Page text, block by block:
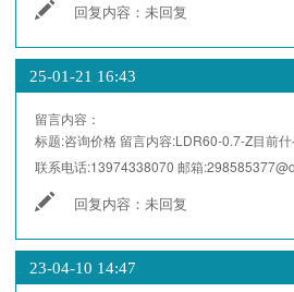
回复内容：未回复
25-01-21 16:43
留言内容：
标题:咨询价格 留言内容:LDR60-0.7-Z目前
联系电话:13974338070邮箱:
回复内容：未回复
23-04-10 14:47